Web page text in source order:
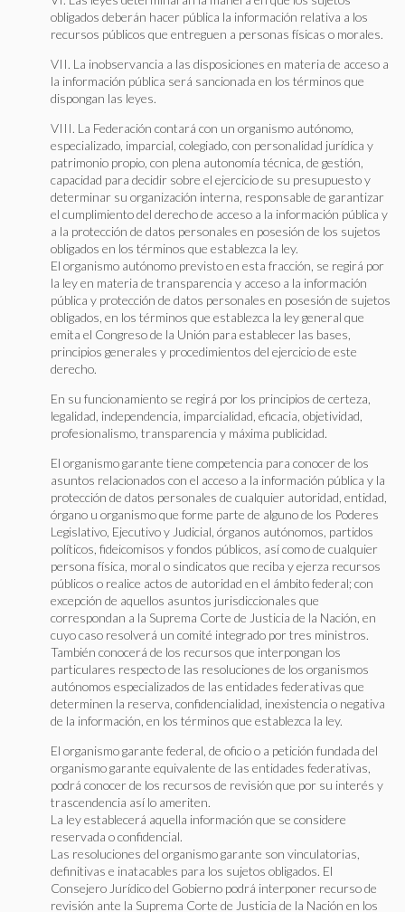
obligados deberán hacer pública la información relativa a los
recursos públicos que entreguen a personas físicas o morales.
VII. La inobservancia a las disposiciones en materia de acceso a
la información pública será sancionada en los términos que
dispongan las leyes.
VIII. La Federación contará con un organismo autónomo,
especializado, imparcial, colegiado, con personalidad jurídica y
patrimonio propio, con plena autonomía técnica, de gestión,
capacidad para decidir sobre el ejercicio de su presupuesto y
determinar su organización interna, responsable de garantizar
el cumplimiento del derecho de acceso a la información pública y
a la protección de datos personales en posesión de los sujetos
obligados en los términos que establezca la ley.
El organismo autónomo previsto en esta fracción, se regirá por
la ley en materia de transparencia y acceso a la información
pública y protección de datos personales en posesión de sujetos
obligados, en los términos que establezca la ley general que
emita el Congreso de la Unión para establecer las bases,
principios generales y procedimientos del ejercicio de este
derecho.
En su funcionamiento se regirá por los principios de certeza,
legalidad, independencia, imparcialidad, eficacia, objetividad,
profesionalismo, transparencia y máxima publicidad.
El organismo garante tiene competencia para conocer de los
asuntos relacionados con el acceso a la información pública y la
protección de datos personales de cualquier autoridad, entidad,
órgano u organismo que forme parte de alguno de los Poderes
Legislativo, Ejecutivo y Judicial, órganos autónomos, partidos
políticos, fideicomisos y fondos públicos, así como de cualquier
persona física, moral o sindicatos que reciba y ejerza recursos
públicos o realice actos de autoridad en el ámbito federal; con
excepción de aquellos asuntos jurisdiccionales que
correspondan a la Suprema Corte de Justicia de la Nación, en
cuyo caso resolverá un comité integrado por tres ministros.
También conocerá de los recursos que interpongan los
particulares respecto de las resoluciones de los organismos
autónomos especializados de las entidades federativas que
determinen la reserva, confidencialidad, inexistencia o negativa
de la información, en los términos que establezca la ley.
El organismo garante federal, de oficio o a petición fundada del
organismo garante equivalente de las entidades federativas,
podrá conocer de los recursos de revisión que por su interés y
trascendencia así lo ameriten.
La ley establecerá aquella información que se considere
reservada o confidencial.
Las resoluciones del organismo garante son vinculatorias,
definitivas e inatacables para los sujetos obligados. El
Consejero Jurídico del Gobierno podrá interponer recurso de
revisión ante la Suprema Corte de Justicia de la Nación en los